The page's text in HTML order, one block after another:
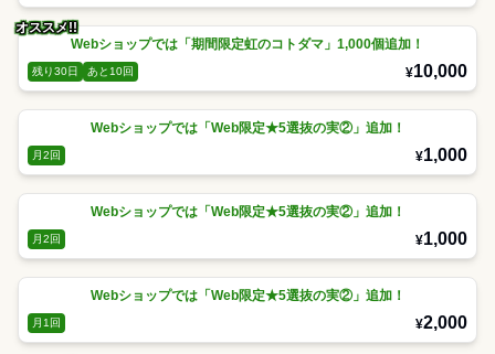
オススメ!!
Webショップでは「期間限定虹のコトダマ」1,000個追加！
残り30日 あと10回 ¥10,000
Webショップでは「Web限定★5選抜の実②」追加！
月2回 ¥1,000
Webショップでは「Web限定★5選抜の実②」追加！
月2回 ¥1,000
Webショップでは「Web限定★5選抜の実②」追加！
月1回 ¥2,000